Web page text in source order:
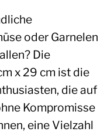
oder Garnelen
Die
x 29 cm ist die
die auf
Kompromisse
eine Vielzahl